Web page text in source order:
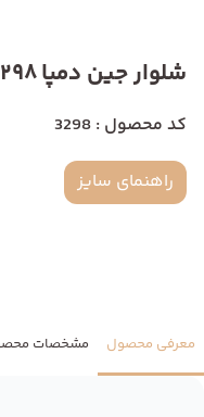
شلوار جین دمپا 3298
کد محصول : 3298
راهنمای سایز
معرفی محصول مشخصات